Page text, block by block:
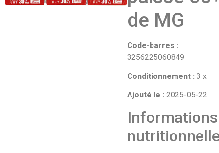
de MG
Code-barres :
3256225060849
Conditionnement : 3 x
Ajouté le : 2025-05-22
Informations